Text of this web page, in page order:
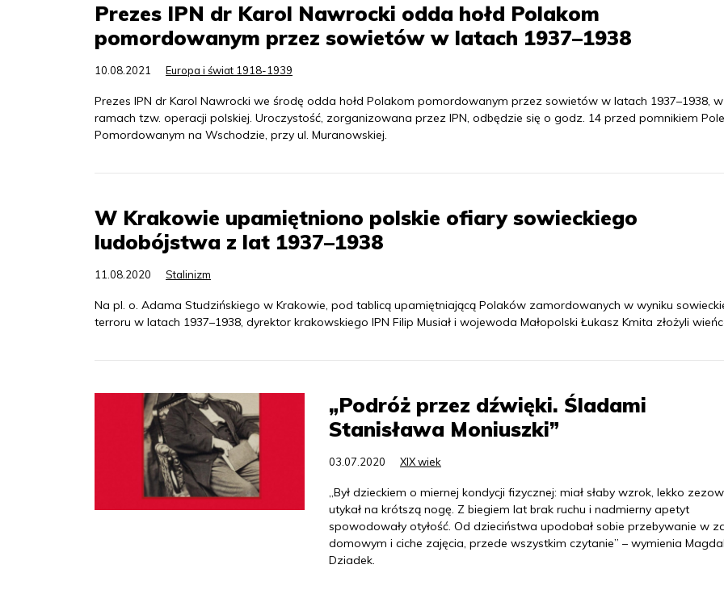
Prezes IPN dr Karol Nawrocki odda hołd Polakom
pomordowanym przez sowietów w latach 1937–1938
10.08.2021 Europa i świat 1918-1939
Prezes IPN dr Karol Nawrocki we środę odda hołd Polakom pomordowanym przez sowietów w latach 1937–1938, w
ramach tzw. operacji polskiej. Uroczystość, zorganizowana przez IPN, odbędzie się o godz. 14 przed pomnikiem
Pomordowanym na Wschodzie, przy ul. Muranowskiej.
W Krakowie upamiętniono polskie ofiary sowieckiego
ludobójstwa z lat 1937–1938
11.08.2020 Stalinizm
Na pl. o. Adama Studzińskiego w Krakowie, pod tablicą upamiętniającą Polaków zamordowanych w wyniku
terroru w latach 1937–1938, dyrektor krakowskiego IPN Filip Musiał i wojewoda Małopolski Łukasz Kmita złożyli
„Podróż przez dźwięki. Śladami
Stanisława Moniuszki”
03.07.2020 XIX wiek
„Był dzieckiem o miernej kondycji fizycznej: miał słaby wzrok, lekko
utykał na krótszą nogę. Z biegiem lat brak ruchu i nadmierny apetyt
spowodowały otyłość. Od dzieciństwa upodobał sobie przebywanie w
domowym i ciche zajęcia, przede wszystkim czytanie” – wymienia
Dziadek.